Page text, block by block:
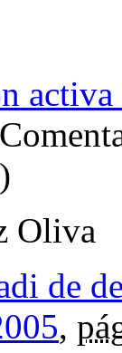
Oliva
de
,